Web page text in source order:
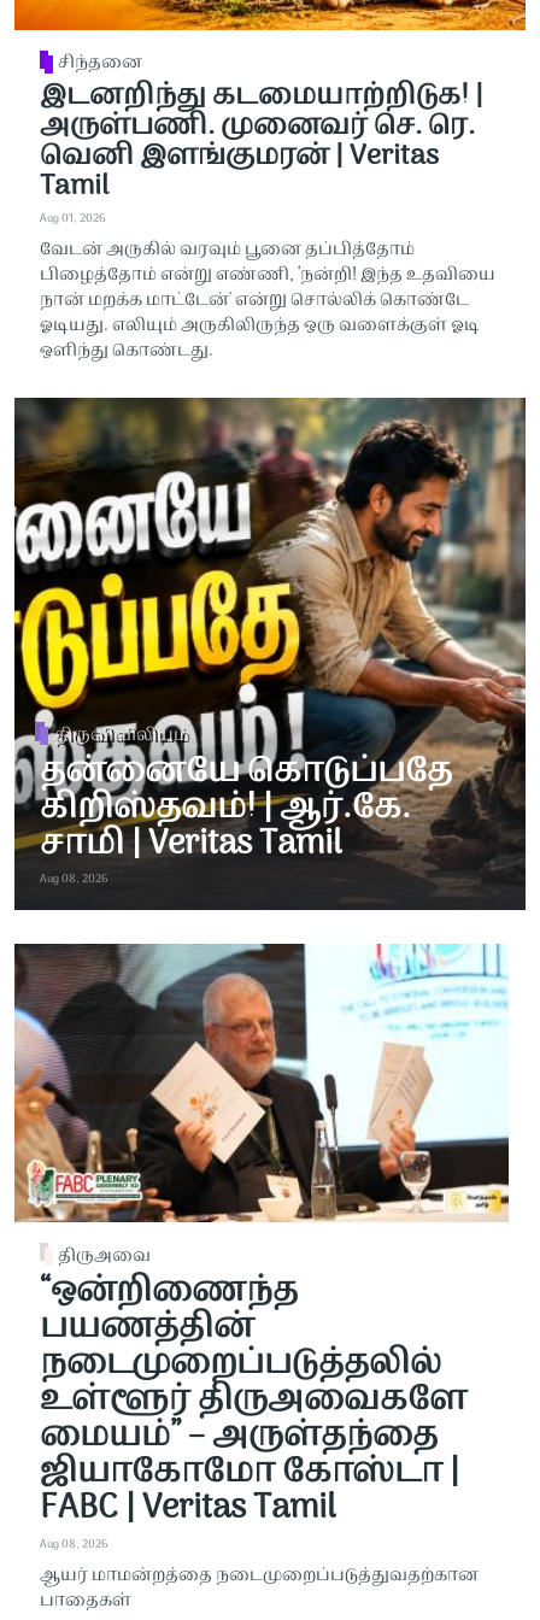
சிந்தனை
இடனறிந்து கடமையாற்றிடுக! |
அருள்பணி. முனைவர் செ. ரெ.
வெனி இளங்குமரன் | Veritas
Tamil
Aug 01, 2026
வேடன் அருகில் வரவும் பூனை தப்பித்தோம்
பிழைத்தோம் என்று எண்ணி, ‘நன்றி! இந்த உதவியை
நான் மறக்க மாட்டேன்' என்று சொல்லிக் கொண்டே
ஓடியது. எலியும் அருகிலிருந்த ஒரு வளைக்குள் ஓடி
ஒளிந்து கொண்டது.
திருவிவிலியம்
தன்னையே கொடுப்பதே
கிறிஸ்தவம்! | ஆர்.கே.
சாமி | Veritas Tamil
Aug 08, 2026
திருஅவை
“ஒன்றிணைந்த
பயணத்தின்
நடைமுறைப்படுத்தலில்
உள்ளூர் திருஅவைகளே
மையம்” – அருள்தந்தை
ஜியாகோமோ கோஸ்டா |
FABC | Veritas Tamil
Aug 08, 2026
ஆயர் மாமன்றத்தை நடைமுறைப்படுத்துவதற்கான
பாதைகள்